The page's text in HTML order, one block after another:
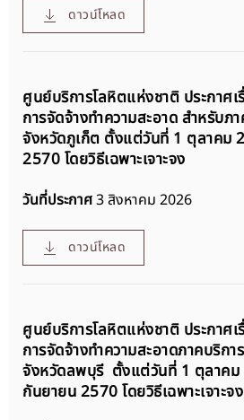
ดาวน์โหลด
ศูนย์บริการโลหิตแห่งชาติ ประกาศ
การจัดจ้างทำความสะอาด สำหรับภ
จังหวัดภูเก็ต ตั้งแต่วันที่ 1 ตุลาคม
2570 โดยวิธีเฉพาะเจาะจง
วันที่ประกาศ3 สิงหาคม 2026
ดาวน์โหลด
ศูนย์บริการโลหิตแห่งชาติ ประกาศ
การจัดจ้างทำความสะอาดภาคบริก
จังหวัดลพบุรี ตั้งแต่วันที่ 1 ตุลาค
กันยายน 2570 โดยวิธีเฉพาะเจาะจง